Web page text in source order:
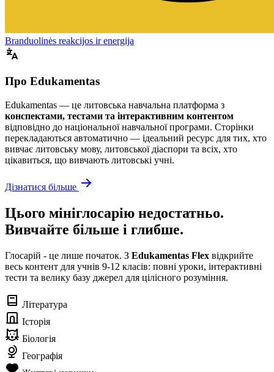
Branduolinės reakcijos ir energija
Про Edukamentas
Edukamentas — це литовська навчальна платформа з
конспектами, тестами та інтерактивним контентом
відповідно до національної навчальної програми. Сторінки
перекладаються автоматично — ідеальний ресурс для тих, хто
вивчає литовську мову, литовської діаспори та всіх, хто
цікавиться, що вивчають литовські учні.
Дізнатися більше
Цього мініглосарію недостатньо.
Вивчайте більше і глибше.
Глосарій - це лише початок. З Edukamentas Flex відкрийте
весь контент для учнів 9-12 класів: повні уроки, інтерактивні
тести та велику базу джерел для цілісного розуміння.
Література
Історія
Біологія
Географія